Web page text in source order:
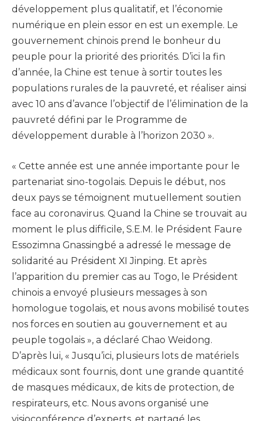
développement plus qualitatif, et l’économie
numérique en plein essor en est un exemple. Le
gouvernement chinois prend le bonheur du
peuple pour la priorité des priorités. D’ici la fin
d’année, la Chine est tenue à sortir toutes les
populations rurales de la pauvreté, et réaliser ainsi
avec 10 ans d’avance l’objectif de l’élimination de la
pauvreté défini par le Programme de
développement durable à l’horizon 2030 ».
« Cette année est une année importante pour le
partenariat sino-togolais. Depuis le début, nos
deux pays se témoignent mutuellement soutien
face au coronavirus. Quand la Chine se trouvait au
moment le plus difficile, S.E.M. le Président Faure
Essozimna Gnassingbé a adressé le message de
solidarité au Président XI Jinping. Et après
l’apparition du premier cas au Togo, le Président
chinois a envoyé plusieurs messages à son
homologue togolais, et nous avons mobilisé toutes
nos forces en soutien au gouvernement et au
peuple togolais », a déclaré Chao Weidong.
D’après lui, « Jusqu’ici, plusieurs lots de matériels
médicaux sont fournis, dont une grande quantité
de masques médicaux, de kits de protection, de
respirateurs, etc. Nous avons organisé une